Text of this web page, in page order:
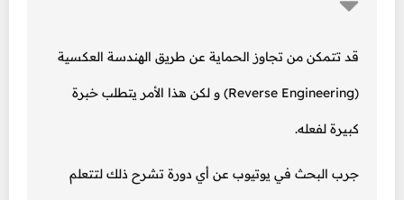
قد تتمكن من تجاوز الحماية عن طريق الهندسة العكسية
(Reverse Engineering) و لكن هذا الأمر يتطلب خبرة
كبيرة لفعله.
جرب البحث في يوتيوب عن أي دورة تشرح ذلك لتتعلم